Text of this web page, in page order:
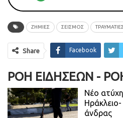
ΖΗΜΙΕΣ ΣΕΙΣΜΟΣ
Share Facebook
ΡΟΉ ΕΙΔΉΣΕΩΝ -
Νέο
άνδρας